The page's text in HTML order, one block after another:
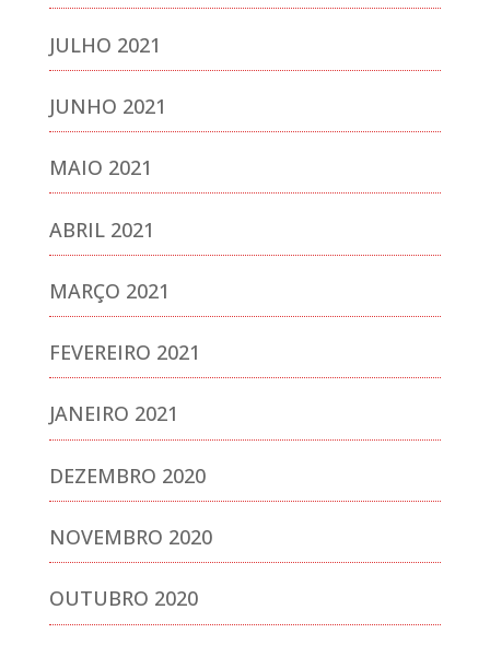
JULHO 2021
JUNHO 2021
MAIO 2021
ABRIL 2021
MARÇO 2021
FEVEREIRO 2021
JANEIRO 2021
DEZEMBRO 2020
NOVEMBRO 2020
OUTUBRO 2020